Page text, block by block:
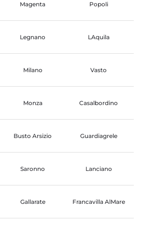
Magenta Popoli
Legnano LAquila
Milano Vasto
Monza Casalbordino
Busto Arsizio Guardiagrele
Saronno Lanciano
Gallarate Francavilla AlMare